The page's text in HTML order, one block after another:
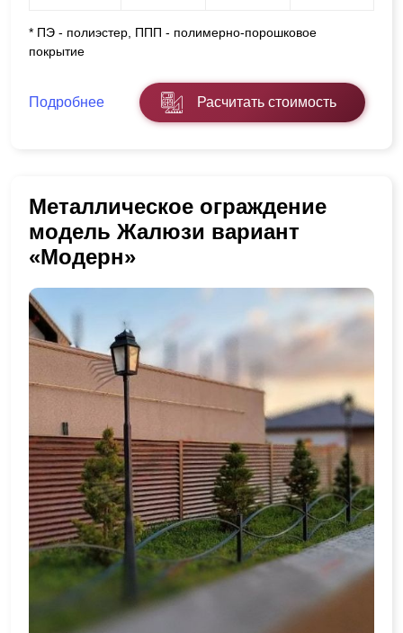
* ПЭ - полиэстер, ППП - полимерно-порошковое
покрытие
Подробнее Расчитать стоимость
Металлическое ограждение
модель Жалюзи вариант
«Модерн»